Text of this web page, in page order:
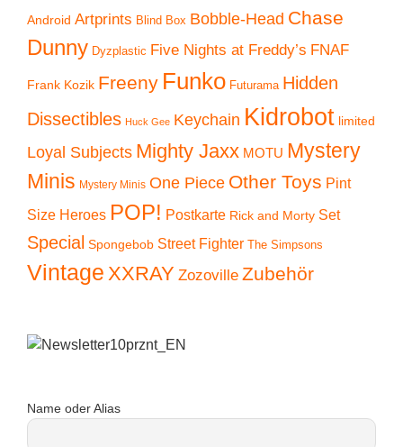
Android Artprints Blind Box Bobble-Head Chase
Dunny Dyzplastic Five Nights at Freddy’s FNAF
Frank Kozik Freeny Funko Futurama Hidden
Dissectibles Huck Gee Keychain Kidrobot limited
Loyal Subjects Mighty Jaxx MOTU Mystery
Minis Mystery Minis One Piece Other Toys Pint
Size Heroes POP! Postkarte Rick and Morty Set
Special Spongebob Street Fighter The Simpsons
Vintage XXRAY Zozoville Zubehör
Name oder Alias